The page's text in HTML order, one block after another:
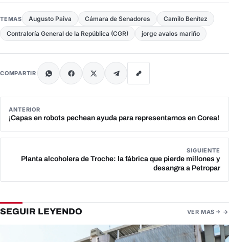
TEMAS Augusto Paiva Cámara de Senadores
Camilo Benítez
Contraloría General de la República (CGR)
jorge avalos mariño
COMPARTIR
ANTERIOR
¡Capas en robots pechean ayuda para representarnos en Corea!
SIGUIENTE
Planta alcoholera de Troche: la fábrica que pierde millones y
desangra a Petropar
SEGUIR LEYENDO VER MAS